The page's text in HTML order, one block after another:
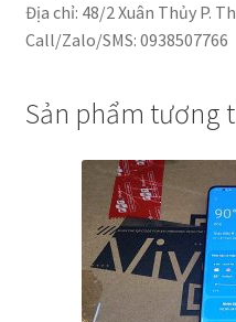
Địa chỉ: 48/2 Xuân Thủy P.
Call/Zalo/SMS: 0938507766
Sản phẩm tương